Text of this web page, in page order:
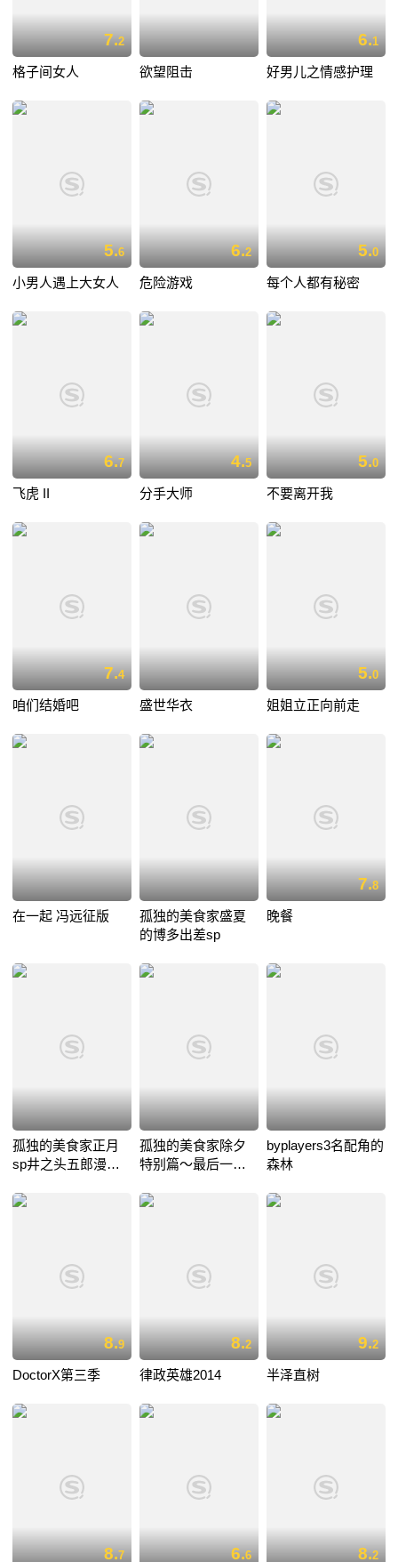
7.2
格子间女人 欲望阻击
6.1
好男儿之情感护理
5.6
小男人遇上大女人
6.2
危险游戏
5.0
每个人都有秘密
6.7
飞虎 II
4.5
分手大师
5.0
不要离开我
7.4
咱们结婚吧 盛世华衣
5.0
姐姐立正向前走
在一起 冯远征版
孤独的美食家盛夏
的博多出差sp
7.8
晚餐
孤独的美食家正月
sp井之头五郎漫长
孤独的美食家除夕
特别篇～最后一食
byplayers3名配角的
森林
8.9
DoctorX第三季
8.2
律政英雄2014
9.2
半泽直树
8.7 6.6 8.2